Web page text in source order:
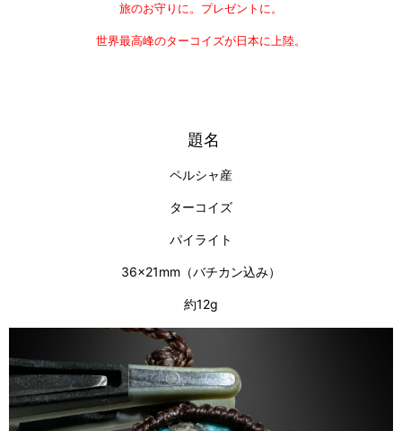
旅のお守りに。プレゼントに。
世界最高峰のターコイズが日本に上陸。
題名
ペルシャ産
ターコイズ
パイライト
36×21mm（バチカン込み）
約12g